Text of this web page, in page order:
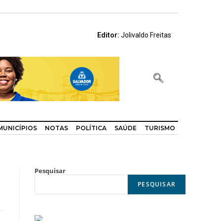
Editor:Jolivaldo Freitas
NOTAS POLÍTICA SAÚDE TURISMO
Pesquisar
PESQUISAR